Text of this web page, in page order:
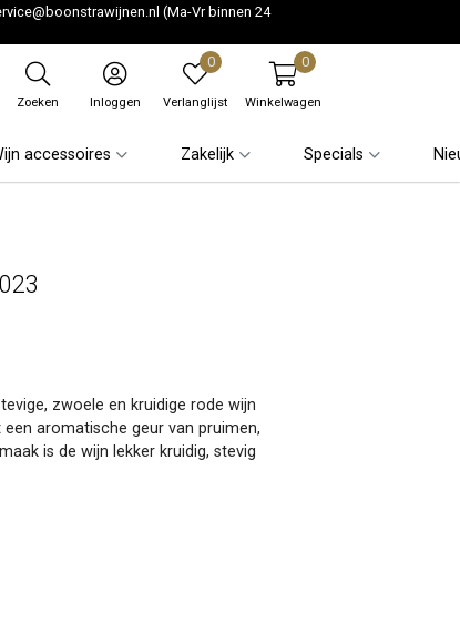
(Ma-Vr binnen 24
Zoeken Inloggen
0
Verlanglijst
0
Winkelwagen
accessoires Zakelijk Specials
zwoele en kruidige rode wijn
aromatische geur van pruimen,
is de wijn lekker kruidig, stevig